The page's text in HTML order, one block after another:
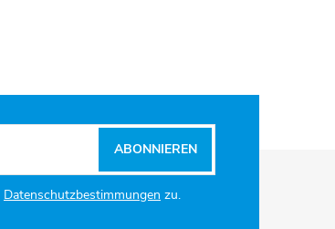
Datenschutzbestimmungen zu.
ABONNIEREN